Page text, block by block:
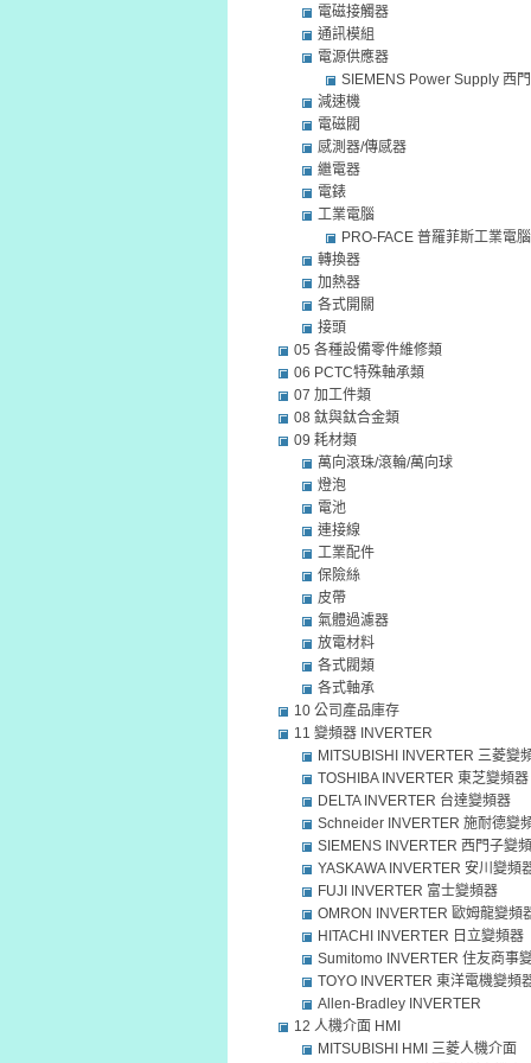
電磁接觸器
通訊模組
電源供應器
SIEMENS Power Supply 西
減速機
電磁閥
感測器/傳感器
繼電器
電錶
工業電腦
PRO-FACE 普羅菲斯工業電腦
轉換器
加熱器
各式開關
接頭
05 各種設備零件維修類
06 PCTC特殊軸承類
07 加工件類
08 鈦與鈦合金類
09 耗材類
萬向滾珠/滾輪/萬向球
燈泡
電池
連接線
工業配件
保險絲
皮帶
氣體過濾器
放電材料
各式閥類
各式軸承
10 公司產品庫存
11 變頻器 INVERTER
MITSUBISHI INVERTER 三菱變
TOSHIBA INVERTER 東芝變頻器
DELTA INVERTER 台達變頻器
Schneider INVERTER 施耐德變
SIEMENS INVERTER 西門子變
YASKAWA INVERTER 安川變頻
FUJI INVERTER 富士變頻器
OMRON INVERTER 歐姆龍變頻
HITACHI INVERTER 日立變頻器
Sumitomo INVERTER 住友商事
TOYO INVERTER 東洋電機變頻
Allen-Bradley INVERTER
12 人機介面 HMI
MITSUBISHI HMI 三菱人機介面